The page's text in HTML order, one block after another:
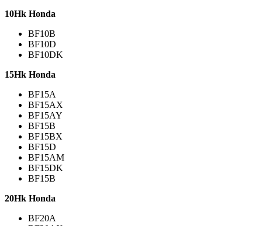
10Hk Honda
BF10B
BF10D
BF10DK
15Hk Honda
BF15A
BF15AX
BF15AY
BF15B
BF15BX
BF15D
BF15AM
BF15DK
BF15B
20Hk Honda
BF20A